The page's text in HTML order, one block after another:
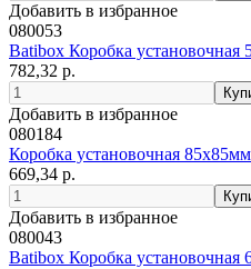
Добавить в избранное
080053
Batibox Коробка
782,32 р.
Добавить в избранное
080184
Коробка установочная
669,34 р.
Добавить в избранное
080043
Batibox Коробка